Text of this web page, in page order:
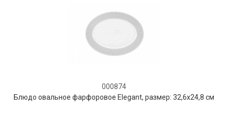
000874
Блюдо овальное фарфоровое Elegant, размер: 32,6х24,8 см